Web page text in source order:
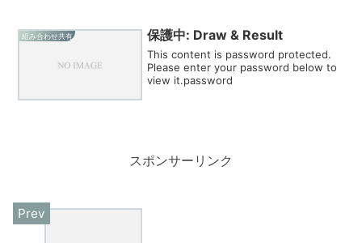
組み合わせ共有 保護中: Draw & Result
This content is password protected.
Please enter your password below to
view it.password
スポンサーリンク